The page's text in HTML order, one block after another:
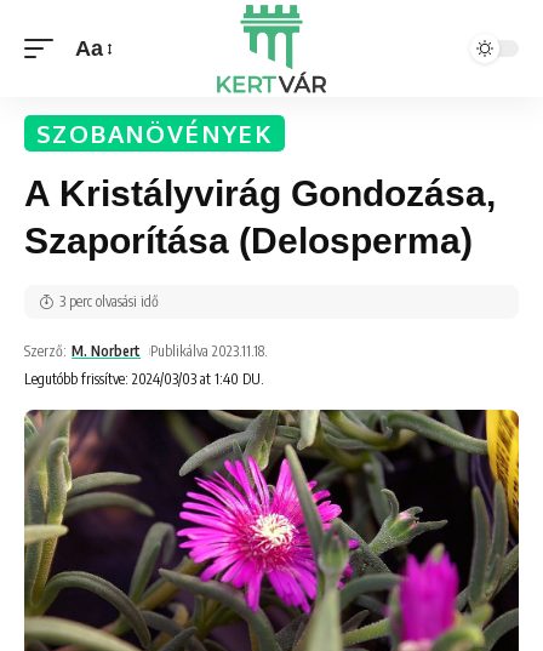
Aa
SZOBANÖVÉNYEK
A Kristályvirág Gondozása,
Szaporítása (Delosperma)
Legutóbb frissítve: 2024/03/03 at 1:40 DU.
Szerző: M. Norbert Publikálva 2023.11.18.
3 perc olvasási idő